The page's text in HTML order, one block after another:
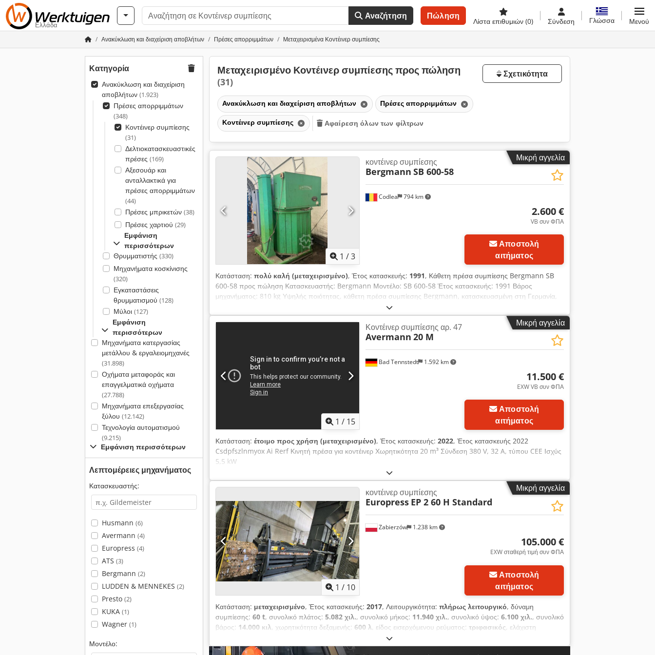
Ελλάδα
Αναζήτηση Πώληση
Λίστα επιθυμιών (0) Σύνδεση Γλώσσα Μενού
Ανακύκλωση και διαχείριση αποβλήτων Πρέσες απορριμμάτων Μεταχειρισμένα Κοντέινερ συμπίεσης
Κατηγορία
Ανακύκλωση και διαχείριση
αποβλήτων (1.923)
Πρέσες απορριμμάτων
(348)
Κοντέινερ συμπίεσης
(31)
Δελτιοκατασκευαστικές
πρέσες (169)
Αξεσουάρ και
ανταλλακτικά για
πρέσες απορριμμάτων
(44)
Πρέσες μπρικετών (38)
Πρέσες χαρτιού (29)
Εμφάνιση
περισσότερων
Θρυμματιστής (330)
Μηχανήματα κοσκίνισης
(320)
Εγκαταστάσεις
θρυμματισμού (128)
Μύλοι (127)
Εμφάνιση
περισσότερων
Μηχανήματα κατεργασίας
μετάλλου & εργαλειομηχανές
(31.898)
Οχήματα μεταφοράς και
επαγγελματικά οχήματα
(27.788)
Μηχανήματα επεξεργασίας
ξύλου (12.142)
Τεχνολογία αυτοματισμού
(9.215)
Εμφάνιση περισσότερων
Λεπτομέρειες μηχανήματος
Κατασκευαστής:
Husmann (6)
Avermann (4)
Europress (4)
ATS (3)
Bergmann (2)
LUDDEN & MENNEKES (2)
Presto (2)
KUKA (1)
Wagner (1)
Μοντέλο:
Μεταχειρισμένο Κοντέινερ συμπίεσης προς πώληση
(31)
Σχετικότητα
Ανακύκλωση και διαχείριση αποβλήτων Πρέσες απορριμμάτων
Κοντέινερ συμπίεσης Αφαίρεση όλων των φίλτρων
Μικρή αγγελία
1 /3
Codlea 794 km
κοντέινερ συμπίεσης
Bergmann SB 600-58
2.600 €
VB συν ΦΠΑ
Αποστολή
αιτήματος
Κατάσταση: πολύ καλή (μεταχειρισμένο), Έτος κατασκευής: 1991, Κάθετη πρέσα συμπίεσης Bergmann SB
600-58 προς πώληση Κατασκευαστής: Bergmann Μοντέλο: SB 600-58 Έτος κατασκευής: 1991 Βάρος
μηχανήματος: 810 kg Υψηλής ποιότητας, κάθετη πρέσα συμπίεσης Bergmann, κατασκευασμένη στη Γερμανία,
σχεδιασμένη για τη συμπίεση χαρτονιού, πλαστικής μεμβράνης (LDPE), πλαστικών φιαλών PET, χαρτιού και
άλλων ανακυκλώσιμων υλικών. Το μηχάνημα προέρχεται από μια μονάδα ανακύκλωσης και διαθέτει στιβαρή
βιομηχανική κατασκευή, γεγονός που το καθιστά κατάλληλο για εταιρείες διαχείρισης αποβλήτων, μονάδες
ανακύκλωσης, αποθήκες, κέντρα εφοδιαστικής και βιομηχανικές μονάδες. Csdpozntxaofx Ai Rjrf Τεχνικά
χαρακτηριστικά Κατασκευαστής: Bergmann Μοντέλο: SB 600-58 Έτος: 1991 Βάρος μηχανήματος: 810 kg
Στιβαρή κατασκευή από χάλυβα Κατάλληλο για χαρτόνι, πλαστική μεμβράνη, χαρτί, PET και άλλα ανακυκλώσιμα
υλικά Κατάσταση Μεταχειρισμένο βιομηχανικό μηχάνημα. Πωλείται στην κατάσταση που φαίνεται στις
φωτογραφίες. Επιτρέπεται η επιθεώρηση κατόπιν συνεννόησης.
Μικρή αγγελία
1 / 15
Bad Tennstedt 1.592 km
Κοντέινερ συμπίεσης αρ. 47
Avermann 20 M
11.500 €
EXW VB συν ΦΠΑ
Αποστολή
αιτήματος
Κατάσταση: έτοιμο προς χρήση (μεταχειρισμένο), Έτος κατασκευής: 2022, Έτος κατασκευής 2022
Csdpfszlnmyox Ai Rerf Κινητή πρέσα για κοντέινερ Χωρητικότητα 20 m³ Σύνδεση 380 V, 32 A, τύπου CEE Ισχύς
5,5 kW
Μικρή αγγελία
1 / 10
Zabierzów 1.238 km
κοντέινερ συμπίεσης
Europress EP 2 60 H Standard
105.000 €
EXW σταθερή τιμή συν ΦΠΑ
Αποστολή
αιτήματος
Κατάσταση: μεταχειρισμένο, Έτος κατασκευής: 2017, Λειτουργικότητα: πλήρως λειτουργικό, δύναμη
συμπίεσης: 60 t, συνολικό πλάτος: 5.082 χιλ., συνολικό μήκος: 11.940 χιλ., συνολικό ύψος: 6.100 χιλ., συνολικό
βάρος: 14.000 κιλ, χωρητικότητα δεξαμενής: 600 λ, είδος εισερχόμενου ρεύματος: τριφασικός, ελάχιστη
, θερμοκρασία περιβάλλοντος (μέγ.):
EUROPRESS EP 2 60 H Standard – Οριζόντια καναλική πρέσα δεματοποίησης Η οριζόντια καναλική πρέσα